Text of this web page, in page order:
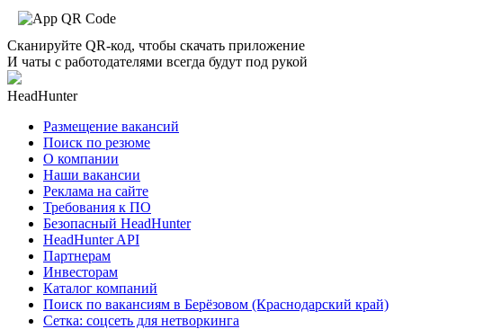
Сканируйте QR-код, чтобы скачать приложение
И чаты с работодателями всегда будут под рукой
HeadHunter
Размещение вакансий
Поиск по резюме
О компании
Наши вакансии
Реклама на сайте
Требования к ПО
Безопасный HeadHunter
HeadHunter API
Партнерам
Инвесторам
Каталог компаний
Поиск по вакансиям в Берёзовом (Краснодарский край)
Сетка: соцсеть для нетворкинга